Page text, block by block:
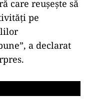
care reuşeşte să
pe
a declarat